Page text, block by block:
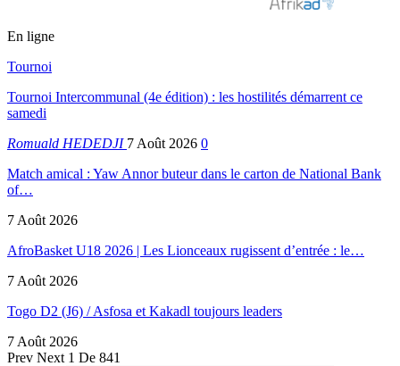
En ligne
Tournoi
Tournoi Intercommunal (4e édition) : les hostilités démarrent ce
samedi
Romuald HEDEDJI 7 Août 2026 0
Match amical : Yaw Annor buteur dans le carton de National Bank
of…
7 Août 2026
AfroBasket U18 2026 | Les Lionceaux rugissent d’entrée : le…
7 Août 2026
Togo D2 (J6) / Asfosa et Kakadl toujours leaders
7 Août 2026
Prev Next 1 De 841